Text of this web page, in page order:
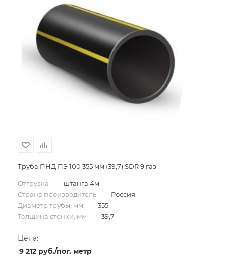
Труба ПНД ПЭ 100 355 мм (39,7) SDR 9 газ
Отгрузка — штанга 4м
Страна производитель — Россия
Диаметр трубы, мм — 355
Толщина стенки, мм — 39,7
Цена:
9 212 руб./пог. метр